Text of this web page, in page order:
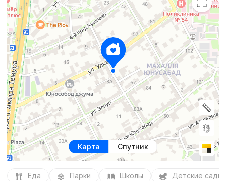
Карта Спутник
Еда Парки Школы Детские сады